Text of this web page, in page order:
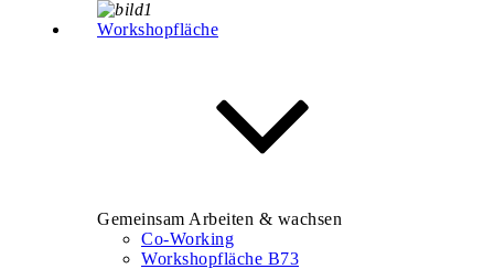
Workshopfläche
Gemeinsam Arbeiten & wachsen
Co-Working
Workshopfläche B73